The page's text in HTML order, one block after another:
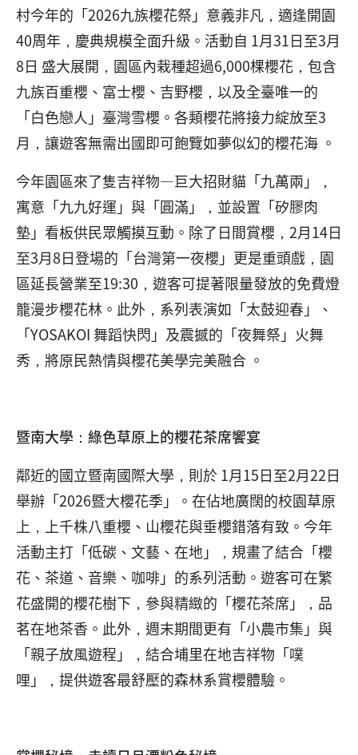
村今年的「2026九族櫻花祭」意義非凡，適逢開園
40周年，慶典規模全面升級。活動自 1月31日至3月
8日 盛大展開，園區內栽種超過6,000棵櫻花，包含
九族百重櫻、富士櫻、吉野櫻，以及全臺唯一的
「白色戀人」臺灣雪櫻。各類櫻花將接力綻放至3
月，讓遊客無需出國即可飽覽如夢似幻的櫻花海 。
今年園區來了隻吉祥物—巨大招財貓「九萬兩」，
寓意「九九好運」與「圓滿」，並設置「矽膠肉
墊」看板供民眾觸摸互動。除了日間賞櫻，2月14日
至3月8日登場的「台灣第一夜櫻」更是重頭戲，園
區延長營業至19:30，遊客可提著限量發放的免費燈
籠漫步櫻花林。此外，系列表演如「太鼓迎春」、
「YOSAKOI 舞蹈快閃」及震撼的「夜舞祭」火舞
秀，將原民熱情與櫻花美學完美融合 。
暨南大學：綠色草原上的櫻花茶席饗宴
鄰近的國立暨南國際大學，則於 1月15日至2月22日
舉辦「2026暨大櫻花季」。在佔地廣闊的校園草原
上，上千株八重櫻、山櫻花與垂櫻錯落有致。今年
活動主打「低碳、文藝、在地」，規畫了結合「櫻
花、茶道、音樂、咖啡」的系列活動。遊客可在繁
花盛開的櫻花樹下，參與精緻的「櫻花茶席」，品
茗在地茶香。此外，週末期間更有「小農市集」與
「親子放風遊程」，結合埔里在地吉祥物「噗
哩」，提供遊客最舒壓的森林系賞櫻體驗。